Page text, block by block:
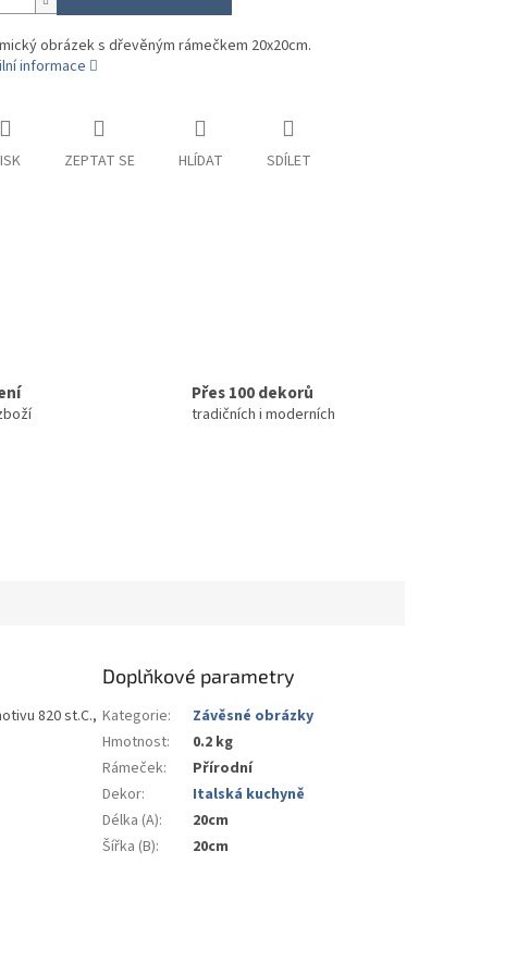
obrázek s dřevěným rámečkem 20x20cm.
informace
ZEPTAT SE HLÍDAT SDÍLET
Přes 100 dekorů
tradičních i moderních
820 st.C.,
Doplňkové parametry
Kategorie:
Závěsné obrázky
Hmotnost:
0.2 kg
Rámeček:
Přírodní
Dekor:
Italská kuchyně
Délka (A):
20cm
Šířka (B): 20cm